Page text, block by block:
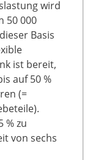
wird
50 000
Basis
ist bereit,
auf 50 %
(=
% zu
von sechs